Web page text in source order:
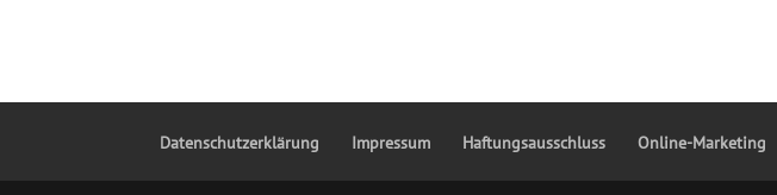
Datenschutzerklärung Impressum Haftungsausschluss Online-Marketing